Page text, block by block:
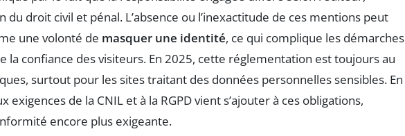
du droit civil et pénal. L’absence ou l’inexactitude de ces mentions peut
une volonté de masquer une identité, ce qui complique les démarches
la confiance des visiteurs. En 2025, cette réglementation est toujours au
surtout pour les sites traitant des données personnelles sensibles. En
exigences de la CNIL et à la RGPD vient s’ajouter à ces obligations,
encore plus exigeante.